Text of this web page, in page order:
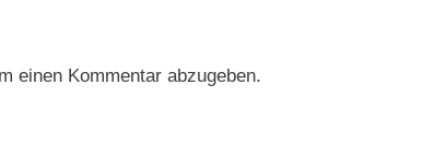
einen Kommentar abzugeben.